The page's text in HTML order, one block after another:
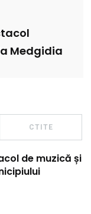
Medgidia
CTITE
de muzică și